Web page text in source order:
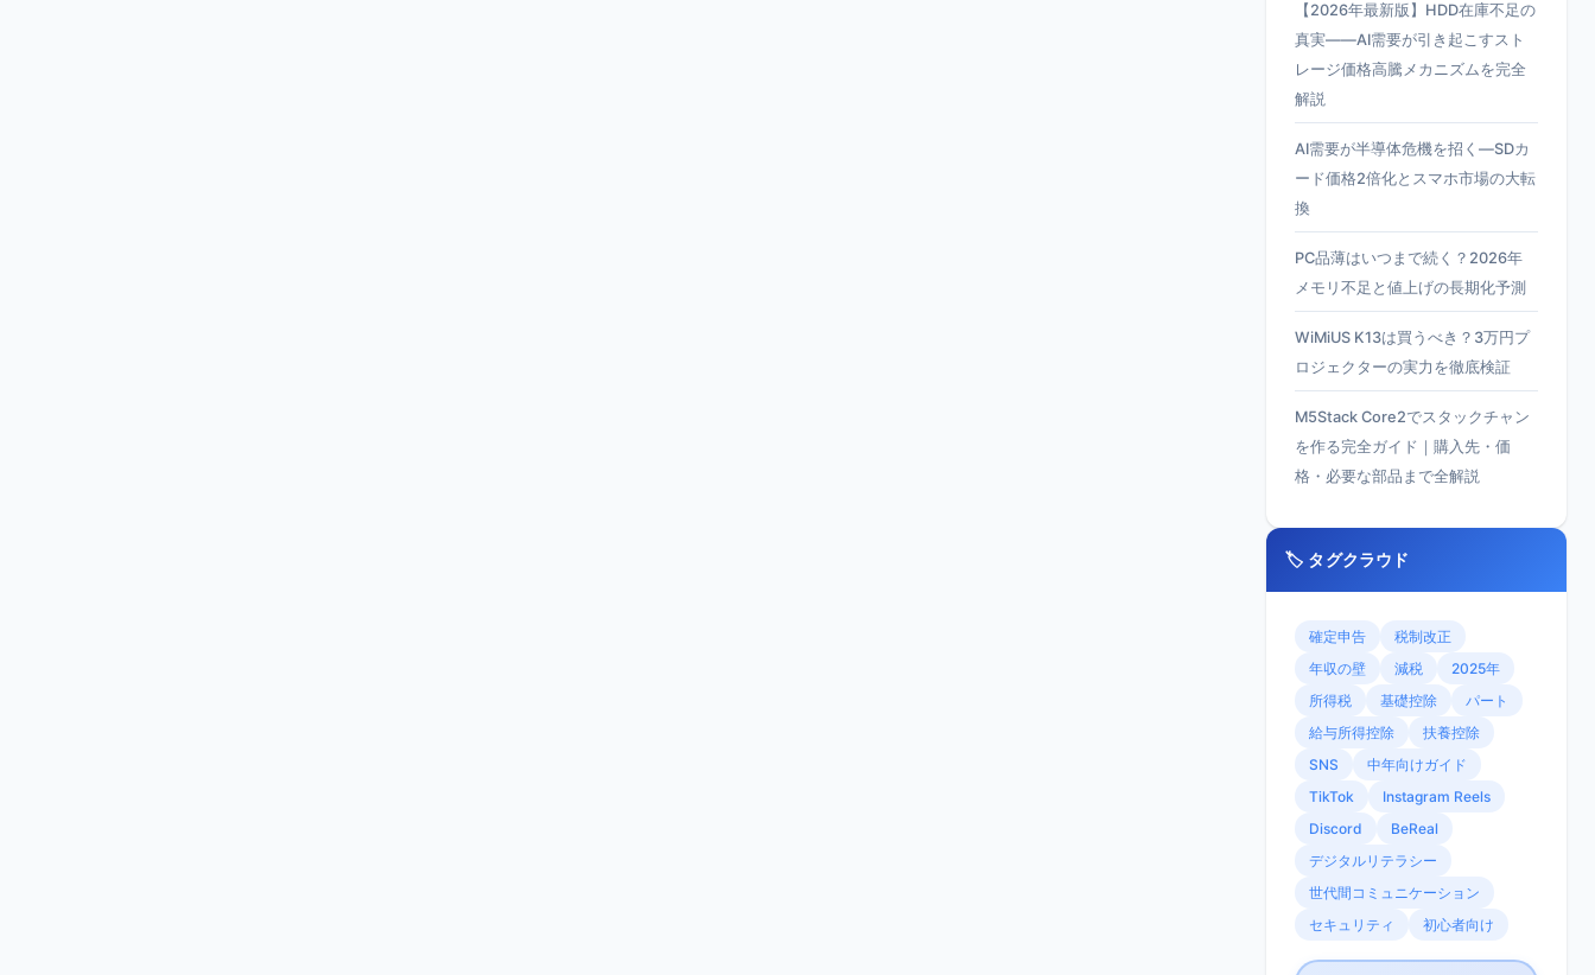
【2026年最新版】HDD在庫不足の
真実——AI需要が引き起こすスト
レージ価格高騰メカニズムを完全
解説
AI需要が半導体危機を招く—SDカ
ード価格2倍化とスマホ市場の大転
換
PC品薄はいつまで続く？2026年
メモリ不足と値上げの長期化予測
WiMiUS K13は買うべき？3万円プ
ロジェクターの実力を徹底検証
M5Stack Core2でスタックチャン
を作る完全ガイド｜購入先・価
格・必要な部品まで全解説
🏷️ タグクラウド
確定申告
税制改正
年収の壁
減税
2025年
所得税
基礎控除
パート
給与所得控除
扶養控除
SNS
中年向けガイド
TikTok
Instagram Reels
Discord
BeReal
デジタルリテラシー
世代間コミュニケーション
セキュリティ
初心者向け